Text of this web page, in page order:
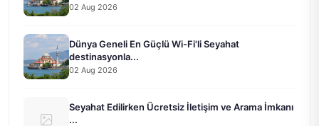
02 Aug 2026
Dünya Geneli En Güçlü Wi-Fi'li Seyahat
destinasyonla...
02 Aug 2026
Seyahat Edilirken Ücretsiz İletişim ve Arama İmkanı
...